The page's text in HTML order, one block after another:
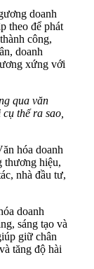
doanh
theo để phát
công,
doanh
xứng với
qua văn
thể ra sao,
hóa doanh
thương hiệu,
nhà đầu tư,
doanh
sáng tạo và
giữ chân
tăng độ hài